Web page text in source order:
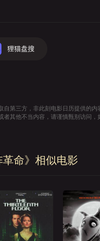
狸猫盘搜
第三方，非此刻电影日历提供的
其他不当内容，请谨慎甄别访问，
革命》相似电影